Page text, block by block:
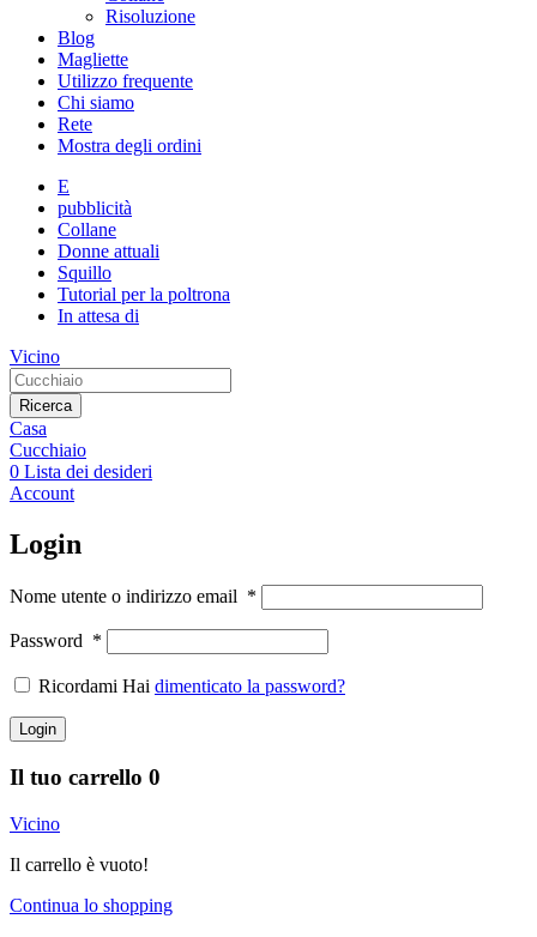
Risoluzione
Blog
Magliette
Utilizzo frequente
Chi siamo
Rete
Mostra degli ordini
E
pubblicità
Collane
Donne attuali
Squillo
Tutorial per la poltrona
In attesa di
Vicino
Ricerca
Casa
Cucchiaio
0 Lista dei desideri
Account
Login
Nome utente o indirizzo email *
Password *
Ricordami Hai dimenticato la password?
Login
Il tuo carrello 0
Vicino
Il carrello è vuoto!
Continua lo shopping